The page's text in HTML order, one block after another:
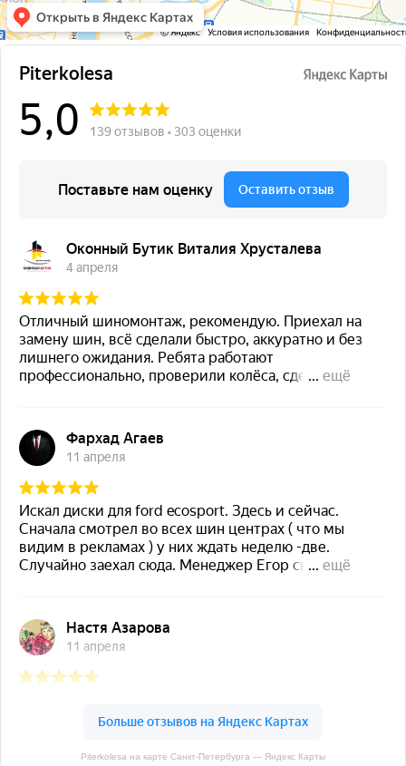
Piterkolesa на карте Санкт‑Петербурга — Яндекс Карты